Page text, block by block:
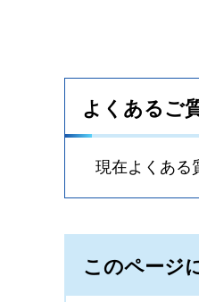
よくあるご
現在よくある
このページ